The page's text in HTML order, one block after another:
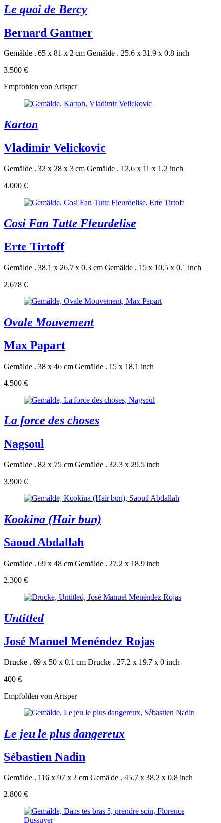
Le quai de Bercy
Bernard Gantner
Gemälde . 65 x 81 x 2 cm Gemälde . 25.6 x 31.9 x 0.8 inch
3.500 €
Empfohlen von Artsper
Karton
Vladimir Velickovic
Gemälde . 32 x 28 x 3 cm Gemälde . 12.6 x 11 x 1.2 inch
4.000 €
Cosi Fan Tutte Fleurdelise
Erte Tirtoff
Gemälde . 38.1 x 26.7 x 0.3 cm Gemälde . 15 x 10.5 x 0.1 inch
2.678 €
Ovale Mouvement
Max Papart
Gemälde . 38 x 46 cm Gemälde . 15 x 18.1 inch
4.500 €
La force des choses
Nagsoul
Gemälde . 82 x 75 cm Gemälde . 32.3 x 29.5 inch
3.900 €
Kookina (Hair bun)
Saoud Abdallah
Gemälde . 69 x 48 cm Gemälde . 27.2 x 18.9 inch
2.300 €
Untitled
José Manuel Menéndez Rojas
Drucke . 69 x 50 x 0.1 cm Drucke . 27.2 x 19.7 x 0 inch
400 €
Empfohlen von Artsper
Le jeu le plus dangereux
Sébastien Nadin
Gemälde . 116 x 97 x 2 cm Gemälde . 45.7 x 38.2 x 0.8 inch
2.800 €